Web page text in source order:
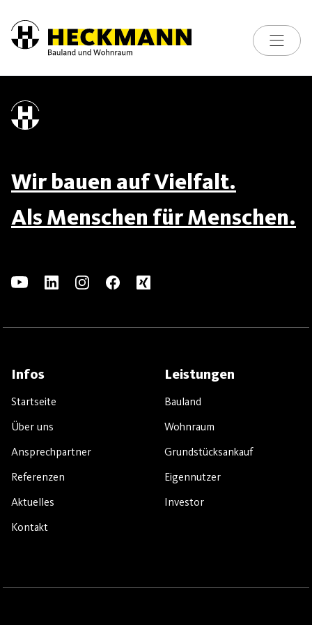
Skip to content
Toggle
Wir bauen auf Vielfalt.
Als Menschen für Menschen.
Infos
Startseite
Über uns
Ansprechpartner
Referenzen
Aktuelles
Kontakt
Leistungen
Bauland
Wohnraum
Grundstücksankauf
Eigennutzer
Investor